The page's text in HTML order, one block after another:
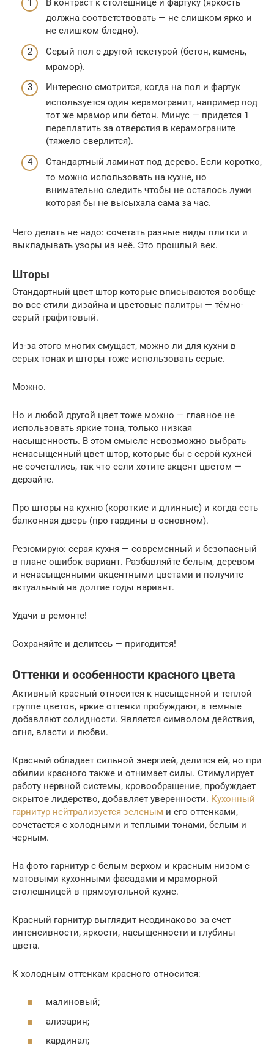
В контраст к столешнице и фартуку (яркость
должна соответствовать — не слишком ярко и
не слишком бледно).
Серый пол с другой текстурой (бетон, камень,
мрамор).
Интересно смотрится, когда на пол и фартук
используется один керамогранит, например под
тот же мрамор или бетон. Минус — придется 1
переплатить за отверстия в керамограните
(тяжело сверлится).
Стандартный ламинат под дерево. Если коротко,
то можно использовать на кухне, но
внимательно следить чтобы не осталось лужи
которая бы не высыхала сама за час.
Чего делать не надо: сочетать разные виды плитки и
выкладывать узоры из неё. Это прошлый век.
Шторы
Стандартный цвет штор которые вписываются вообще
во все стили дизайна и цветовые палитры — тёмно-
серый графитовый.
Из-за этого многих смущает, можно ли для кухни в
серых тонах и шторы тоже использовать серые.
Можно.
Но и любой другой цвет тоже можно — главное не
использовать яркие тона, только низкая
насыщенность. В этом смысле невозможно выбрать
ненасыщенный цвет штор, которые бы с серой кухней
не сочетались, так что если хотите акцент цветом —
дерзайте.
Про шторы на кухню (короткие и длинные) и когда есть
балконная дверь (про гардины в основном).
Резюмирую: серая кухня — современный и безопасный
в плане ошибок вариант. Разбавляйте белым, деревом
и ненасыщенными акцентными цветами и получите
актуальный на долгие годы вариант.
Удачи в ремонте!
Сохраняйте и делитесь — пригодится!
Оттенки и особенности красного цвета
Активный красный относится к насыщенной и теплой
группе цветов, яркие оттенки пробуждают, а темные
добавляют солидности. Является символом действия,
огня, власти и любви.
Красный обладает сильной энергией, делится ей, но при
обилии красного также и отнимает силы. Стимулирует
работу нервной системы, кровообращение, пробуждает
скрытое лидерство, добавляет уверенности. Кухонный
гарнитур нейтрализуется зеленым и его оттенками,
сочетается с холодными и теплыми тонами, белым и
черным.
На фото гарнитур с белым верхом и красным низом с
матовыми кухонными фасадами и мраморной
столешницей в прямоугольной кухне.
Красный гарнитур выглядит неодинаково за счет
интенсивности, яркости, насыщенности и глубины
цвета.
К холодным оттенкам красного относится:
малиновый;
ализарин;
кардинал;